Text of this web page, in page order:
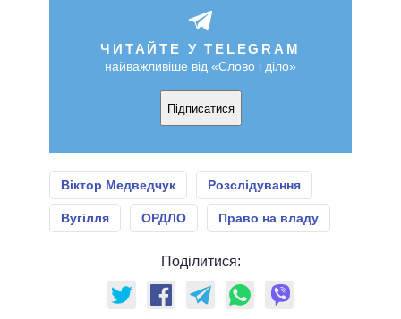
ЧИТАЙТЕ У TELEGRAM
найважливіше від «Слово і діло»
Підписатися
Віктор Медведчук Розслідування
Вугілля ОРДЛО Право на владу
Поділитися: